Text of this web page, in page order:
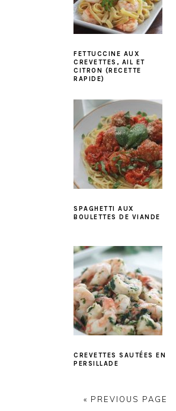
FETTUCCINE AUX
CREVETTES, AIL ET
CITRON (RECETTE
RAPIDE)
SPAGHETTI AUX
BOULETTES DE VIANDE
CREVETTES SAUTÉES EN
PERSILLADE
« PREVIOUS PAGE